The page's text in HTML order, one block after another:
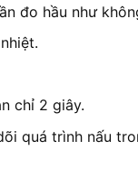
đo hầu như
chỉ 2 giây.
quá trình nấu